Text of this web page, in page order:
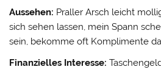
Aussehen: Praller Arsch leicht
sich sehen lassen, mein Spann
sein, bekomme oft Komplimente
Finanzielles Interesse: